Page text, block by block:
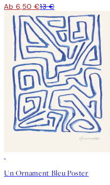
Ab 6,50 €13 €
Un Ornament Bleu Poster